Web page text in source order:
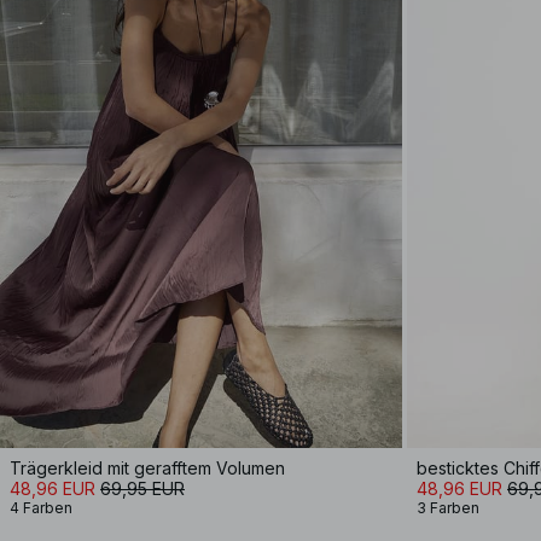
Trägerkleid mit gerafftem Volumen
48,96 EUR 69,95 EUR
4 Farben
besticktes
48,96 EUR
3 Farben